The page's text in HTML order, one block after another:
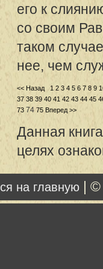
его к
со своим
таком
нее, чем
<< Назад 1 2 3 4 5 6 7 8 9
37 38 39 40 41 42 43 44 45
73 74 75 Вперед >>
Данная
целях
на главную |